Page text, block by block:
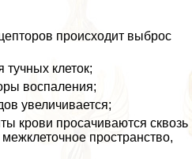
происходит выброс
тучных клеток;
воспаления;
увеличивается;
крови просачиваются сквозь
прострaнcтво,